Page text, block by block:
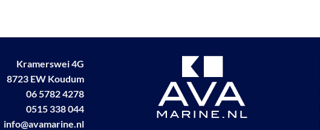
Kramerswei 4G
8723 EW Koudum
06 5782 4278
0515 338 044
info@avamarine.nl